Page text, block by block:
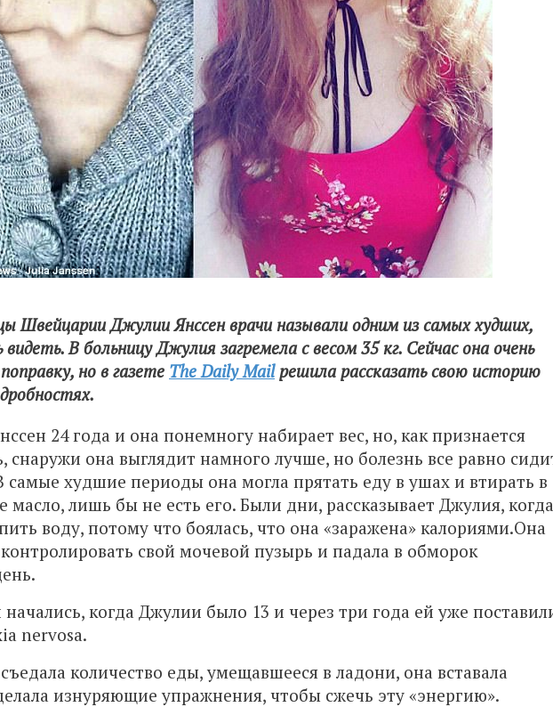
Швейцарии Джулии Янссен врачи называли одним из самых худших,
В больницу Джулия загремела с весом 35 кг. Сейчас она очень
но в газете The Daily Mailрешила рассказать свою историю
24 года и она понемногу набирает вес, но, как признается
снаружи она выглядит намного лучше, но болезнь все равно
самые худшие периоды она могла прятать еду в ушах и втирать в
масло, лишь бы не есть его. Были дни, рассказывает Джулия, когда
воду, потому что боялась, что она «заражена» калориями.Она
свой мочевой пузырь и падала в обморок
когда Джулии было 13 и через три года ей уже
nervosa.
количество еды, умещавшееся в ладони, она вставала
изнуряющие упражнения, чтобы сжечь эту «энергию».